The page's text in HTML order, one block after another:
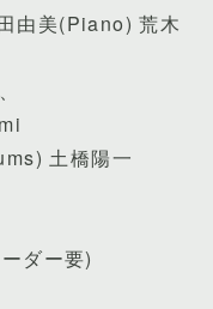
由美(Piano) 荒木
土橋陽一
ダー要)